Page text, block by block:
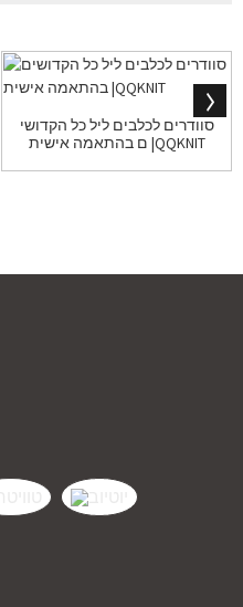
סוודרים לכלבים ליל כל הקדושי
ם בהתאמה אישית |QQKNIT